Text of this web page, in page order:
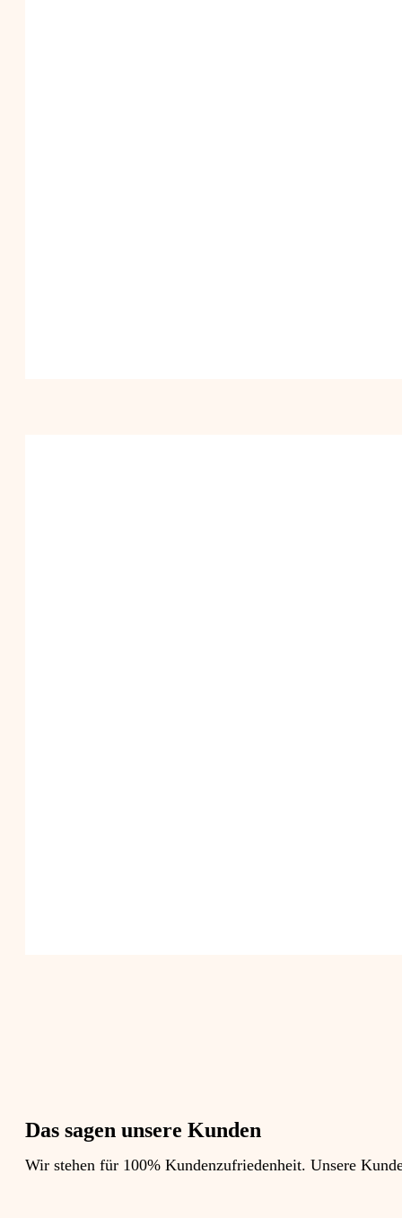
Das sagen unsere Kunden
Wir stehen für 100% Kundenzufriedenheit. Unsere